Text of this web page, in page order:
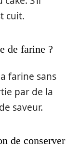
cuit.
de farine ?
farine sans
par de la
saveur.
de conserver